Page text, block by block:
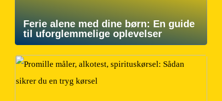
Ferie alene med dine børn: En guide
til uforglemmelige oplevelser